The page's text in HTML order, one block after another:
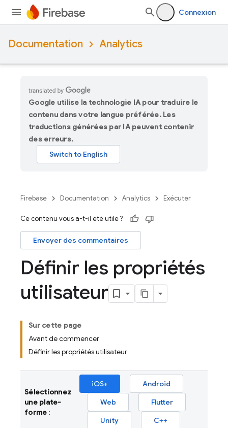
Connexion
Documentation Analytics
Google utilise la technologie IA pour traduire le
contenu dans votre langue préférée. Les
traductions générées par IA peuvent contenir
des erreurs.
Firebase Documentation Analytics Exécuter
Ce contenu vous a-t-il été utile ?
Envoyer des commentaires
Définir les propriétés
utilisateur
Sur cette page
Avant de commencer
Définir les propriétés utilisateur
Sélectionnez
une plate-
forme :
iOS+
Android
Web
Flutter
Unity
C++